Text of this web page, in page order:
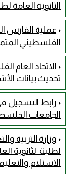
الثانوية العامة لطلبة
الفلسطيني
الاتحاد العام
تحديث بيانات
رابط
الجامعات
وزارة التربية
الاستلام